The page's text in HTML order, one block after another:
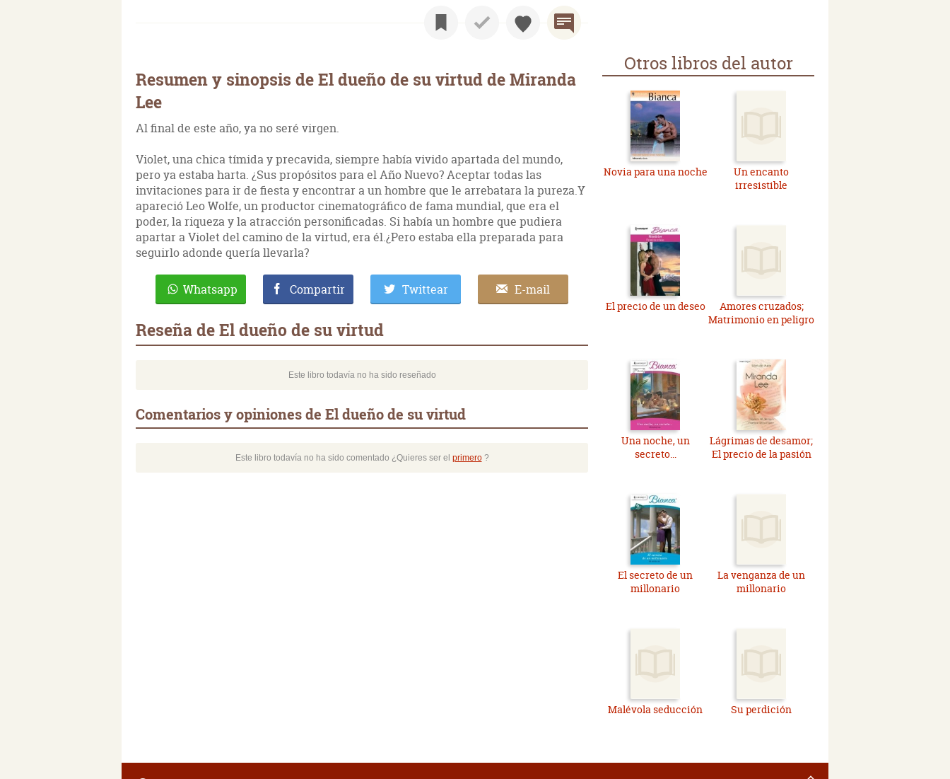
Resumen y sinopsis de El dueño de su virtud de Miranda
Lee
Al final de este año, ya no seré virgen.
Violet, una chica tímida y precavida, siempre había vivido apartada del mundo,
pero ya estaba harta. ¿Sus propósitos para el Año Nuevo? Aceptar todas las
invitaciones para ir de fiesta y encontrar a un hombre que le arrebatara la pureza.Y
apareció Leo Wolfe, un productor cinematográfico de fama mundial, que era el
poder, la riqueza y la atracción personificadas. Si había un hombre que pudiera
apartar a Violet del camino de la virtud, era él.¿Pero estaba ella preparada para
seguirlo adonde quería llevarla?
Whatsapp Compartir Twittear E-mail
Reseña de El dueño de su virtud
Este libro todavía no ha sido reseñado
Comentarios y opiniones de El dueño de su virtud
Este libro todavía no ha sido comentado ¿Quieres ser el primero?
Otros libros del autor
Novia para una noche
Un encanto
irresistible
El precio de un deseo
Amores cruzados;
Matrimonio en peligro
Una noche, un
secreto...
Lágrimas de desamor;
El precio de la pasión
El secreto de un
millonario
La venganza de un
millonario
Malévola seducción Su perdición